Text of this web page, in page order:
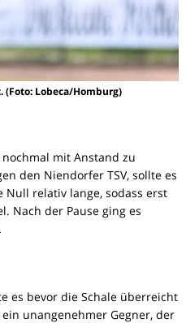
Lobeca/Homburg)
mit Anstand zu
den Niendorfer TSV, sollte es
Null relativ lange, sodass erst
Nach der Pause ging es
es bevor die Schale überreicht
unangenehmer Gegner, der